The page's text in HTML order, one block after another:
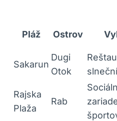
Pláž Ostrov
Sakarun
Dugi
Otok
Rajska
Plaža
Rab